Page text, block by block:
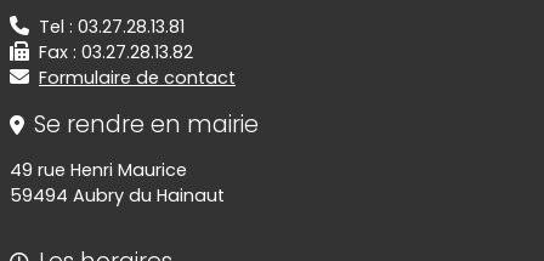
Tel : 03.27.28.13.81
Fax : 03.27.28.13.82
Formulaire de contact
Se rendre en mairie
49 rue Henri Maurice
59494 Aubry du Hainaut